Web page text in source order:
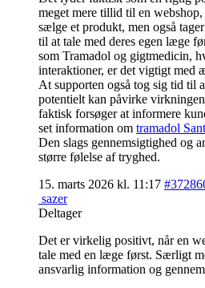
meget mere tillid til en
sælge et produkt, men også
til at tale med deres egen læge
som Tramadol og gigtmedicin,
interaktioner, er det vigtigt med
At supporten også tog sig tid til
potentielt kan påvirke
faktisk forsøger at informere
set information om tramadol
Den slags gennemsigtighed og
større følelse af tryghed.
15. marts 2026 kl. 11:17
sazer
Deltager
Det er virkelig positivt, når en
tale med en læge først. Særligt
ansvarlig information og